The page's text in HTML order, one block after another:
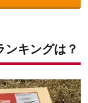
キングは？